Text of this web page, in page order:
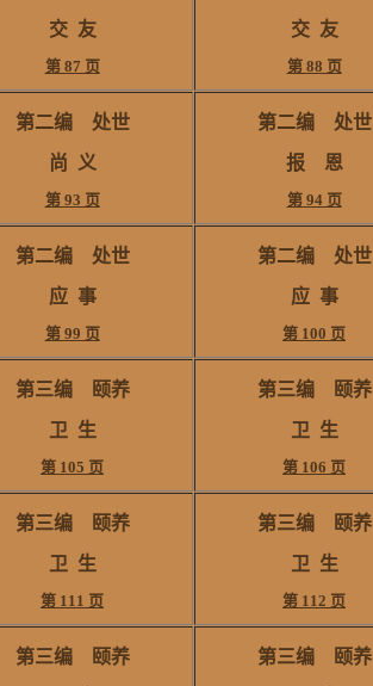
交 友
第 87 页
交 友
第 88 页
第二编 处世
尚
义
第 93 页
第二编 处世
报 恩
第 94 页
第二编 处世
应 事
第 99 页
第二编 处世
应 事
第 100 页
第三编
颐养
卫 生
第 105 页
第三编
颐养
卫 生
第 106 页
第三编 颐养
卫 生
第 111 页
第三编 颐养
卫 生
第 112 页
第三编 颐养
第三编 颐养